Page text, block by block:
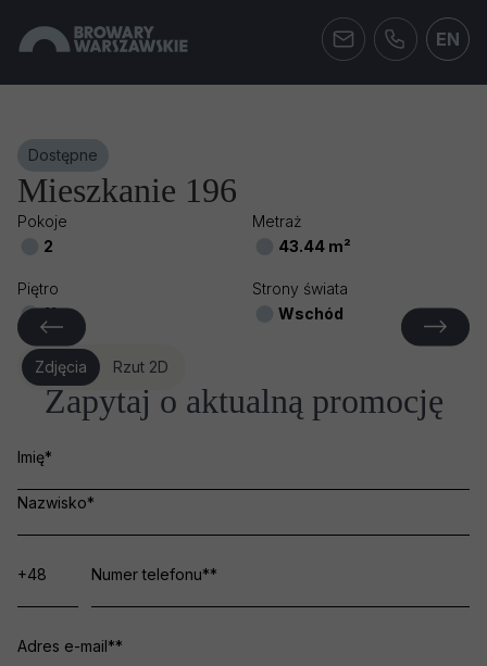
EN
Dostępne
Mieszkanie 196
Pokoje
2
Metraż
43.44 m²
Piętro
11
Strony świata
Wschód
Zdjęcia Rzut 2D
Zapytaj o aktualną promocję